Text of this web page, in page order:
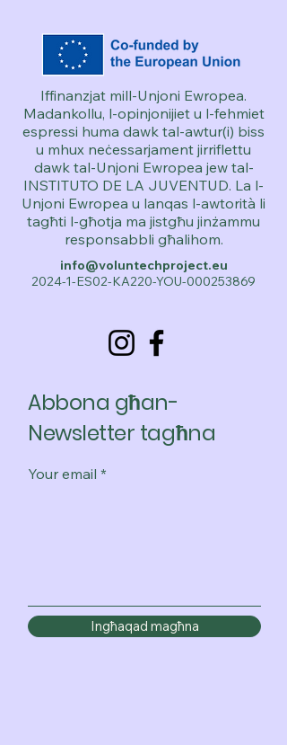
Iffinanzjat mill-Unjoni Ewropea.
Madankollu, l-opinjonijiet u l-fehmiet
espressi huma dawk tal-awtur(i) biss
u mhux neċessarjament jirriflettu
dawk tal-Unjoni Ewropea jew tal-
INSTITUTO DE LA JUVENTUD. La l-
Unjoni Ewropea u lanqas l-awtorità li
tagħti l-għotja ma jistgħu jinżammu
responsabbli għalihom.
info@voluntechproject.eu
2024-1-ES02-KA220-YOU-000253869
Abbona għan-
Newsletter tagħna
Your email
Ingħaqad magħna